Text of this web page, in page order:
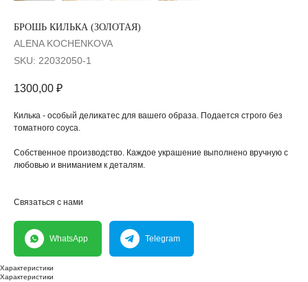
БРОШЬ КИЛЬКА (ЗОЛОТАЯ)
ALENA KOCHENKOVA
SKU: 22032050-1
1300,00 ₽
Килька - особый деликатес для вашего образа. Подается строго без
томатного соуса.
Собственное производство. Каждое украшение выполнено вручную с
любовью и вниманием к деталям.
Связаться с нами
WhatsApp Telegram
Характеристики
Характеристики